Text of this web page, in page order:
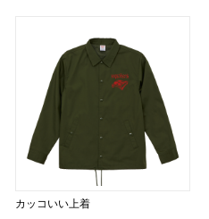
カッコいい上着